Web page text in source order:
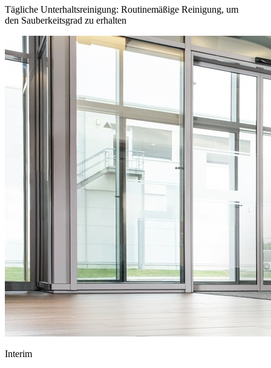
Tägliche Unterhaltsreinigung: Routinemäßige Reinigung, um
den Sauberkeitsgrad zu erhalten
Interim